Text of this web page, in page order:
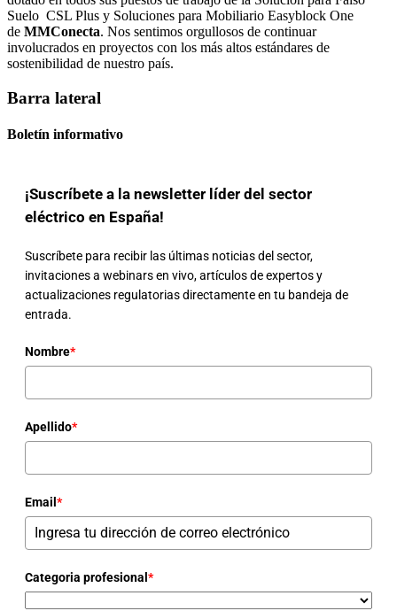
Suelo CSL Plus y Soluciones para Mobiliario Easyblock One
de MMConecta. Nos sentimos orgullosos de continuar
involucrados en proyectos con los más altos estándares de
sostenibilidad de nuestro país.
Barra lateral
Boletín informativo
¡Suscríbete a la newsletter líder del sector
eléctrico en España!
Suscríbete para recibir las últimas noticias del sector,
invitaciones a webinars en vivo, artículos de expertos y
actualizaciones regulatorias directamente en tu bandeja de
entrada.
Nombre*
Apellido*
Email *
Categoria profesional *